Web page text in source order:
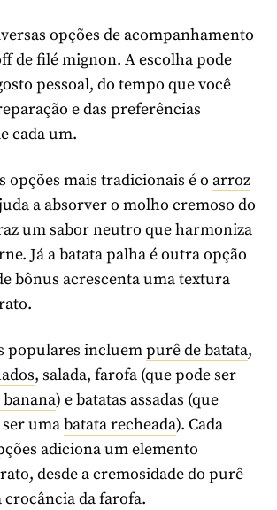
opções de acompanhamento
de filé mignon. A escolha pode
pessoal, do tempo que você
e das preferências
cada um.
opções mais tradicionais é o arroz
a absorver o molho cremoso do
um sabor neutro que harmoniza
Já a batata palha é outra opção
bônus acrescenta uma textura
populares incluempurê de batata,
, salada, farofa (que pode ser
) e batatas assadas (que
umabatata recheada). Cada
adiciona um elemento
desde a cremosidade do purê
crocância da farofa.